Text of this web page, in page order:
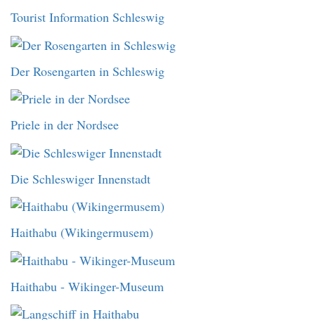
Tourist Information Schleswig
Der Rosengarten in Schleswig
Priele in der Nordsee
Die Schleswiger Innenstadt
Haithabu (Wikingermusem)
Haithabu - Wikinger-Museum